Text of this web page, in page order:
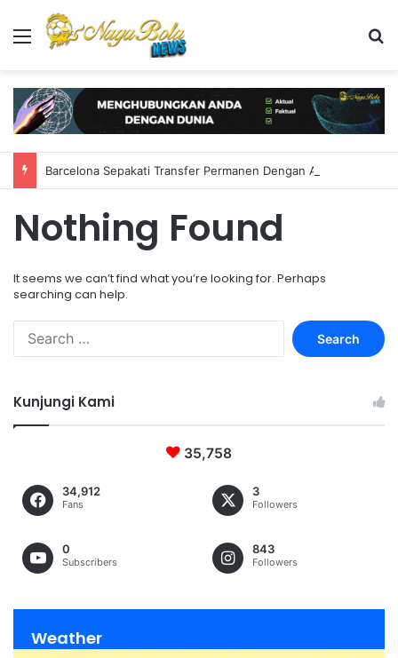
Menu
Barcelona Sepakati Transfer Permanen Dengan Al-Hilal
Nothing Found
It seems we can’t find what you’re looking for. Perhaps
searching can help.
h
Kunjungi Kami
35,758
34,912
Fans
3
Followers
0
Subscribers
843
Followers
Weather